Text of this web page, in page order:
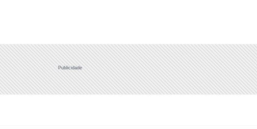
Publicidade